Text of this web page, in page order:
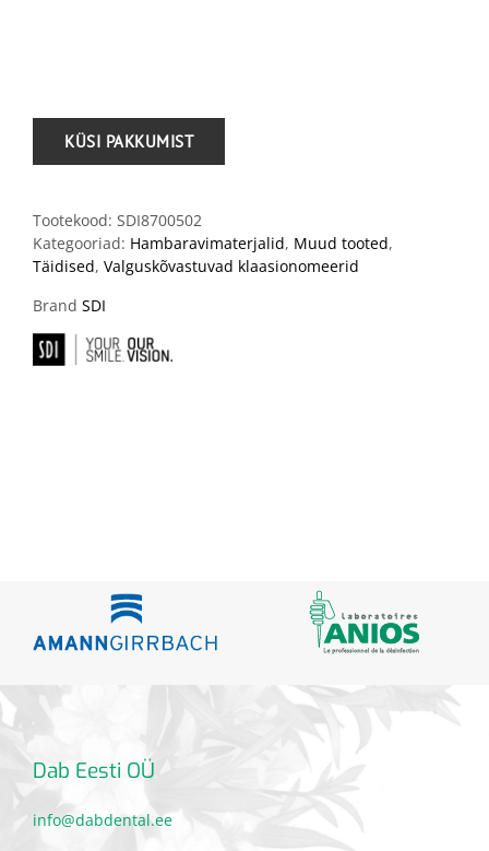
Tootekood: SDI8700502
Kategooriad: Hambaravimaterjalid, Muud tooted,
Täidised, Valguskõvastuvad klaasionomeerid
Brand SDI
Dab Eesti OÜ
info@dabdental.ee